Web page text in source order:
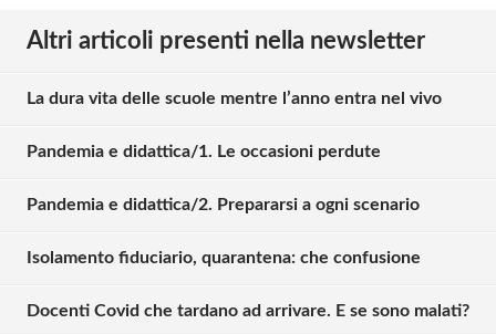
Altri articoli presenti nella newsletter
La dura vita delle scuole mentre l’anno entra nel vivo
Pandemia e didattica/1. Le occasioni perdute
Pandemia e didattica/2. Prepararsi a ogni scenario
Isolamento fiduciario, quarantena: che confusione
Docenti Covid che tardano ad arrivare. E se sono malati?